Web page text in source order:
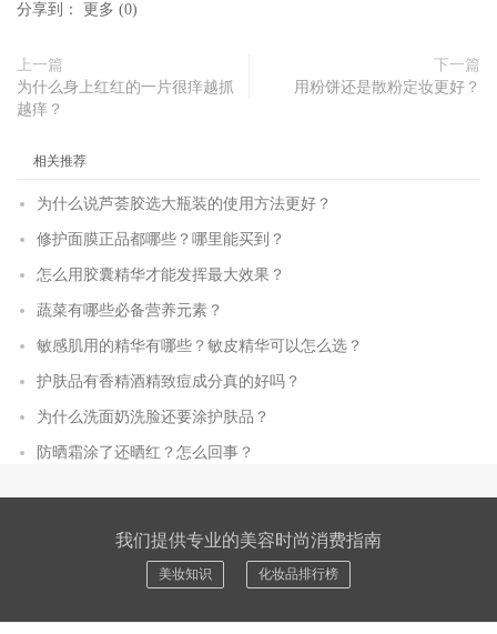
分享到： 更多 (0)
上一篇
为什么身上红红的一片很痒越抓
越痒？
下一篇
用粉饼还是散粉定妆更好？
相关推荐
为什么说芦荟胶选大瓶装的使用方法更好？
修护面膜正品都哪些？哪里能买到？
怎么用胶囊精华才能发挥最大效果？
蔬菜有哪些必备营养元素？
敏感肌用的精华有哪些？敏皮精华可以怎么选？
护肤品有香精酒精致痘成分真的好吗？
为什么洗面奶洗脸还要涂护肤品？
防晒霜涂了还晒红？怎么回事？
我们提供专业的美容时尚消费指南
美妆知识 化妆品排行榜